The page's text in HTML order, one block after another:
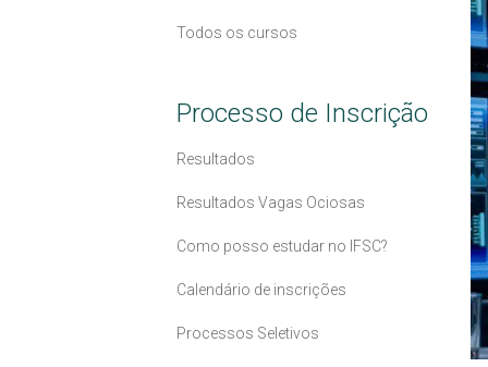
Todos os cursos
Processo de Inscrição
Resultados
Resultados Vagas Ociosas
Como posso estudar no IFSC?
Calendário de inscrições
Processos Seletivos